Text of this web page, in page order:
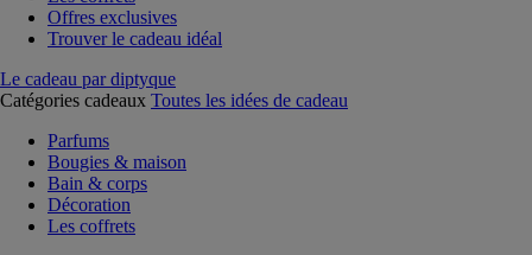
Offres exclusives
Trouver le cadeau idéal
Le cadeau par diptyque
Catégories cadeaux Toutes les idées de cadeau
Parfums
Bougies & maison
Bain & corps
Décoration
Les coffrets